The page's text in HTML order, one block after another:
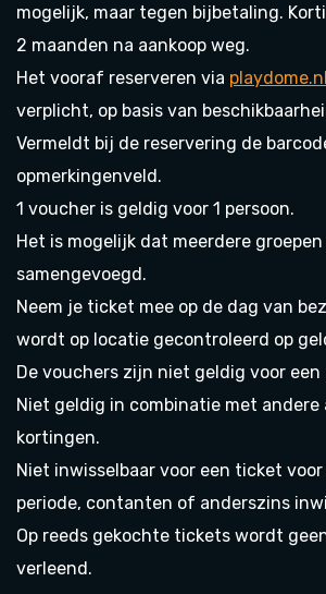
mogelijk, maar tegen bijbetaling.
2 maanden na aankoop weg.
Het vooraf reserveren via
verplicht, op basis van
Vermeldt bij de reservering de
opmerkingenveld.
1 voucher is geldig voor 1 persoon.
Het is mogelijk dat meerdere
samengevoegd.
Neem je ticket mee op de dag van
wordt op locatie gecontroleerd op
De vouchers zijn niet geldig voor een
Niet geldig in combinatie met
kortingen.
Niet inwisselbaar voor een ticket
periode, contanten of anderszins
Op reeds gekochte tickets wordt
verleend.